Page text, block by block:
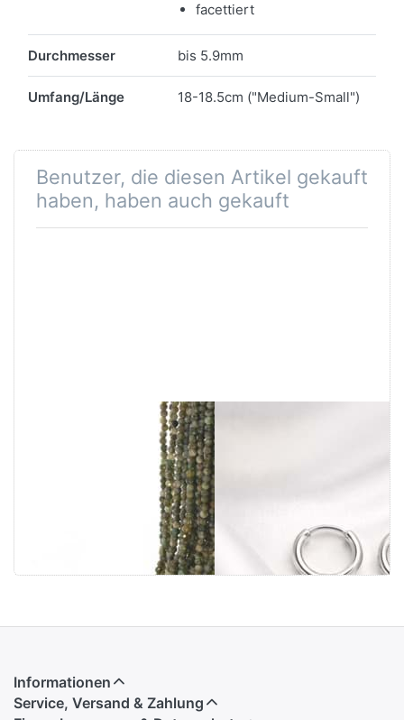
facettiert
Durchmesser bis 5.9mm
Umfang/Länge 18-18.5cm ("Medium-Small")
Benutzer, die diesen Artikel gekauft
haben, haben auch gekauft
Turmalin farbig
fac. Kugeln 3mm
Informationen
Service, Versand & Zahlung